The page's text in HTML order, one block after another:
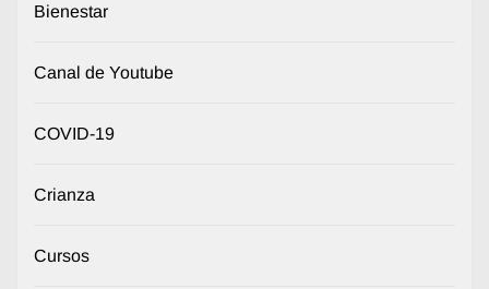
Bienestar
Canal de Youtube
COVID-19
Crianza
Cursos